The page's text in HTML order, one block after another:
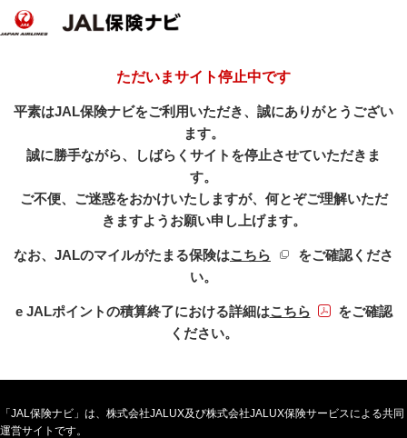
ただいまサイト停止中です
平素はJAL保険ナビをご利用いただき、誠にありがとうござい
ます。
誠に勝手ながら、しばらくサイトを停止させていただきま
す。
ご不便、ご迷惑をおかけいたしますが、何とぞご理解いただ
きますようお願い申し上げます。
なお、JALのマイルがたまる保険はこちら 新規ウィンドウを開
をご確認くださ
い。
e JALポイントの積算終了における詳細はこちらPDFファイル
をご確認
ください。
「JAL保険ナビ」は、株式会社JALUX及び株式会社JALUX保険サービスによる共同
運営サイトです。